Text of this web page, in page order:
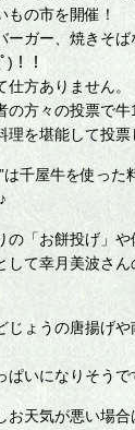
の市を開催！
ガー、焼きそば
！！
方ありません。
方々の投票で牛
理を堪能して投
千屋牛を使っ
の「お餅投げ」
して幸月美波さ
じょうの唐揚げ
いになりそうで
天気が悪い場合